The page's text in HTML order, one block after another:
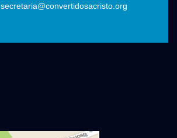
secretaria@convertidosacristo.org